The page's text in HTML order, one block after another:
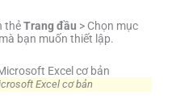
thẻTrang đầu > Chọn mục
bạn muốn thiết lập.
Excel cơ bản